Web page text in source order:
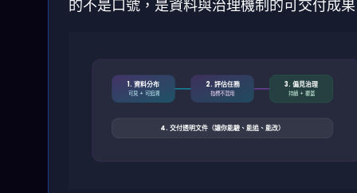
的不是口號，是資料與治理機制的可交付成
1. 資料分布
可見 + 可追溯
2. 評估任務
指標不混用
3. 偏見治理
持續 + 覆蓋
4. 交付透明文件（讓你能驗、能追、能改）